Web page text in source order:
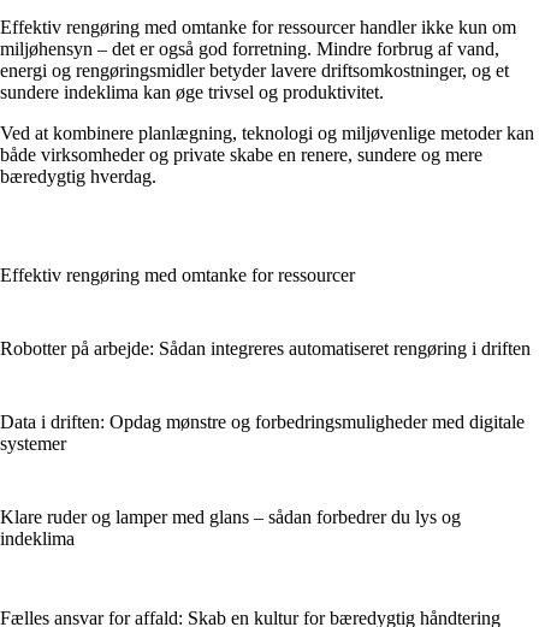
Effektiv rengøring med omtanke for ressourcer handler ikke kun om
miljøhensyn – det er også god forretning. Mindre forbrug af vand,
energi og rengøringsmidler betyder lavere driftsomkostninger, og et
sundere indeklima kan øge trivsel og produktivitet.
Ved at kombinere planlægning, teknologi og miljøvenlige metoder kan
både virksomheder og private skabe en renere, sundere og mere
bæredygtig hverdag.
Effektiv rengøring med omtanke for ressourcer
Robotter på arbejde: Sådan integreres automatiseret rengøring i driften
Data i driften: Opdag mønstre og forbedringsmuligheder med digitale
systemer
Klare ruder og lamper med glans – sådan forbedrer du lys og
indeklima
Fælles ansvar for affald: Skab en kultur for bæredygtig håndtering